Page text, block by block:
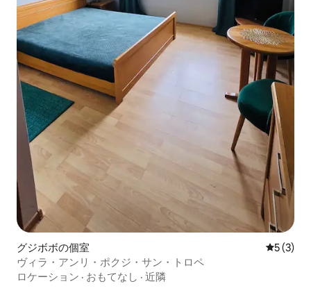
グジボボの個室 レビュー
5 (3)
ヴィラ・アンリ・ポクジ・サン・トロペ
ロケーション · おもてなし · 近隣